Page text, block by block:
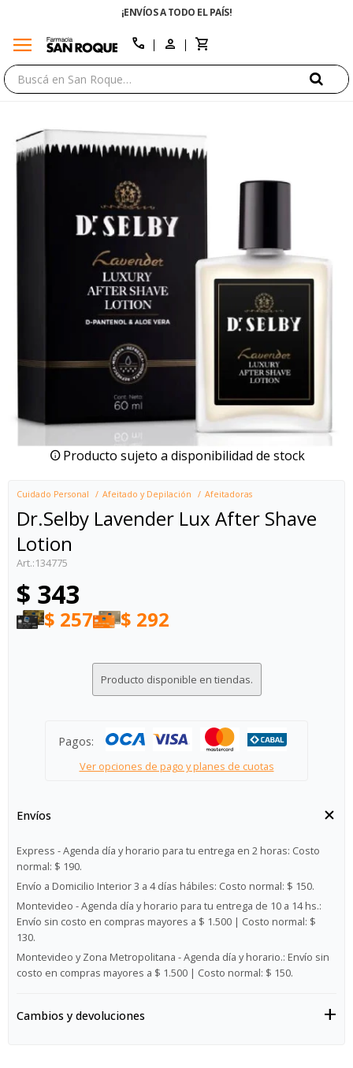
menu call
Producto sujeto a disponibilidad de stock
Cuidado Personal Afeitado y Depilación Afeitadoras
Dr.Selby Lavender Lux After Shave
Lotion
134775
$ 343
$ 257 $ 292
Producto disponible en tiendas.
Pagos:
Ver opciones de pago y planes de cuotas
Envíos
Express - Agenda día y horario para tu entrega en 2 horas: Costo
normal: $ 190.
Envío a Domicilio Interior 3 a 4 días hábiles: Costo normal: $ 150.
Montevideo - Agenda día y horario para tu entrega de 10 a 14 hs.:
Envío sin costo en compras mayores a $ 1.500 | Costo normal: $
130.
Montevideo y Zona Metropolitana - Agenda día y horario.: Envío sin
costo en compras mayores a $ 1.500 | Costo normal: $ 150.
Cambios y devoluciones
close